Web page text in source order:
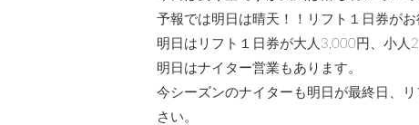
予報では明日は晴天！！リフト１日券が
明日はリフト１日券が大人3,000円、小人
明日はナイター営業もあります。
今シーズンのナイターも明日が最終日、
さい。